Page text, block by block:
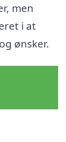
men
i at
ønsker.